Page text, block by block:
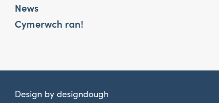
News
Cymerwch ran!
Design by designdough